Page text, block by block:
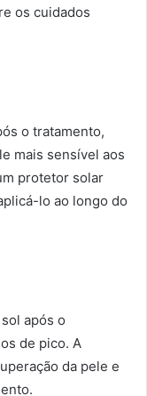
os cuidados
o tratamento,
mais sensível aos
protetor solar
lo ao longo do
após o
de pico. A
da pele e